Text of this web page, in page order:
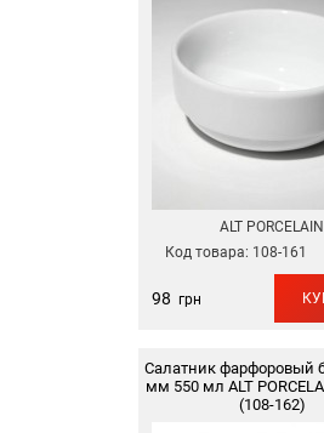
ALT PORCELAIN
Код товара: 108-161
98 грн
Салатник фарфоровый
мм 550 мл ALT
(108-162)